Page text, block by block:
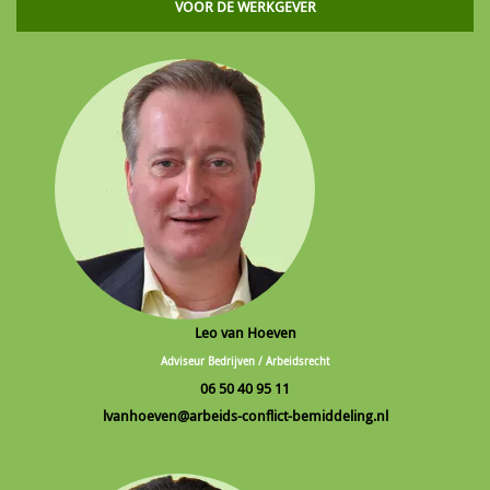
VOOR DE WERKGEVER
Leo van Hoeven
Adviseur Bedrijven / Arbeidsrecht
06 50 40 95 11
lvanhoeven@arbeids-conflict-bemiddeling.nl